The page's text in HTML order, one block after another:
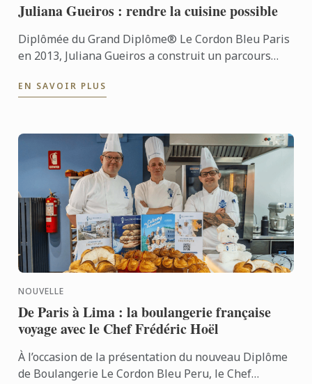
Juliana Gueiros : rendre la cuisine possible
Diplômée du Grand Diplôme® Le Cordon Bleu Paris
en 2013, Juliana Gueiros a construit un parcours
Après ...
EN SAVOIR PLUS
NOUVELLE
De Paris à Lima : la boulangerie française
voyage avec le Chef Frédéric Hoël
À l’occasion de la présentation du nouveau Diplôme
de Boulangerie Le Cordon Bleu Peru, le Chef